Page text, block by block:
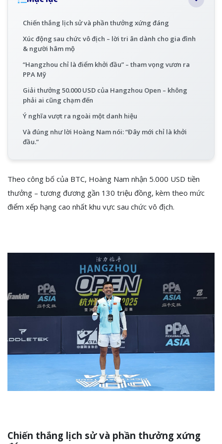
Chiến thắng lịch sử và phần thưởng xứng đáng
Xúc động sau chức vô địch – lời tri ân dành cho gia đình
& người hâm mộ
“Hangzhou chỉ là điểm khởi đầu” – tham vọng vươn ra
PPA Mỹ
Giải thưởng 50.000 USD của Hangzhou Open – không
phải ai cũng chạm đến
Ý nghĩa vượt ra ngoài một danh hiệu
Và đúng như lời Hoàng Nam nói: “Đây mới chỉ là khởi
đầu.”
Theo công bố của BTC, Hoàng Nam nhận 5.000 USD tiền
thưởng – tương đương gần 130 triệu đồng, kèm theo mức
điểm xếp hạng cao nhất khu vực sau chức vô địch.
Chiến thắng lịch sử và phần thưởng xứng